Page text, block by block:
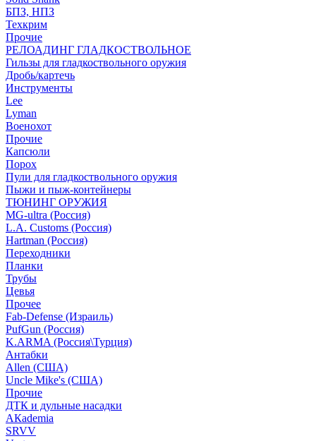
БПЗ, НПЗ
Техкрим
Прочие
РЕЛОАДИНГ ГЛАДКОСТВОЛЬНОЕ
Гильзы для гладкоствольного оружия
Дробь/картечь
Инструменты
Lee
Lyman
Военохот
Прочие
Капсюли
Порох
Пули для гладкоствольного оружия
Пыжи и пыж-контейнеры
ТЮНИНГ ОРУЖИЯ
MG-ultra (Россия)
L.A. Customs (Россия)
Hartman (Россия)
Переходники
Планки
Трубы
Цевья
Прочее
Fab-Defense (Израиль)
PufGun (Россия)
K.ARMA (Россия\Турция)
Антабки
Allen (США)
Uncle Mike's (США)
Прочие
ДТК и дульные насадки
АКademia
SRVV